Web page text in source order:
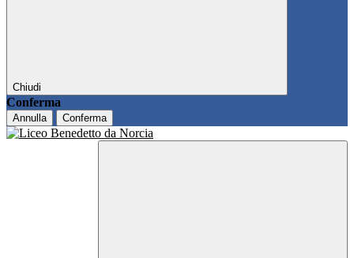
Chiudi
Conferma
Annulla Conferma